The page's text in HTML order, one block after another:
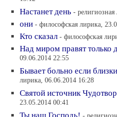
Настанет день -
они - философская лирика,
Кто сказал - философская
Над миром правят только
09.06.2014 22:55
Бывает больно если
лирика, 06.06.2014 16:28
Святой источник
23.05.2014 00:41